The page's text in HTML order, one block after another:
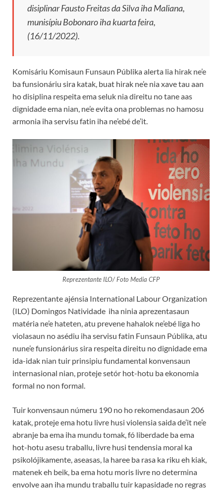
disiplinar Fausto Freitas da Silva iha Maliana,
munisípiu Bobonaro iha kuarta feira,
(16/11/2022).
Komisáriu Komisaun Funsaun Públika alerta lia hirak ne’e
ba funsionáriu sira katak, buat hirak ne’e nia xave tau aan
ho disiplina respeita ema seluk nia direitu no tane aas
dignidade ema nian, ne’e evita ona problemas no hamosu
armonia iha servisu fatin iha ne’ebé de’it.
Reprezentante ILO/ Foto Media CFP
Reprezentante ajénsia International Labour Organization
(ILO) Domingos Natividade iha ninia aprezentasaun
matéria ne’e hateten, atu prevene hahalok ne’ebé liga ho
violasaun no asédiu iha servisu fatin Funsaun Públika, atu
nune’e funsionárius sira respeita direitu no dignidade ema
ida-idak nian tuir prinsipiu fundamental konvensaun
internasional nian, proteje setór hot-hotu ba ekonomia
formal no non formal.
Tuir konvensaun númeru 190 no ho rekomendasaun 206
katak, proteje ema hotu livre husi violensia saida de’it ne’e
abranje ba ema iha mundu tomak, fó liberdade ba ema
hot-hotu asesu traballu, livre husi tendensia moral ka
psikolójikamente, aseasas, la haree ba rasa ka riku eh kiak,
matenek eh beik, ba ema hotu moris livre no determina
envolve aan iha mundu traballu tuir kapasidade no regras